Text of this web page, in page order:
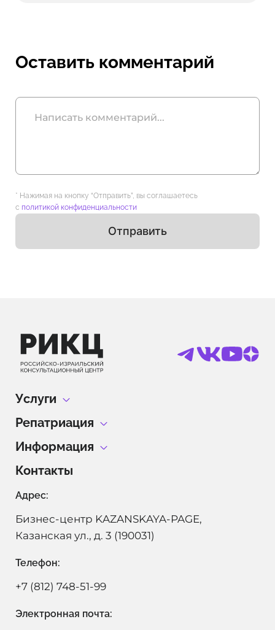
Оставить комментарий
Отправить
* Нажимая на кнопку “Отправить”, вы соглашаетесь
с политикой конфиденциальности
Услуги
Гражданство Израиля без проживания в Израиле
Израильское гражданство
Репатриация в Израиль
Гражданство Израиля по ДНК тесту
Репатриация
Репатриация с детьми
Отдел репатриации
Алия в Израиле
Поиск еврейских корней
Информация
Блог
Теудат Зеут
Даркон
Партнерская программа
Контакты
Адрес:
Бизнес-центр KAZANSKAYA-PAGE,
Казанская ул., д. 3 (190031)
Телефон:
+7 (812) 748-51-99
Электронная почта: